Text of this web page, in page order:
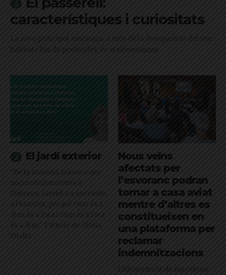
característiques i curiositats
La seva principal amenaça, a més de la desaparició del seu
hàbitat i l'ús de pesticides, és el silvestrisme
El jardí exterior
"De la mateixa manera que
necessito harmonia a
l’interior, també en necessito
a l’exterior, perquè com és a
dins és a fora i com és a fora
és a dins": l'article de Glòria
Vilalta
Nous veïns
afectats per
l’esvoranc podran
tornar a casa aviat
mentre d’altres es
constitueixen en
una plataforma per
reclamar
indemnitzacions
L’Ajuntament de Barcelona